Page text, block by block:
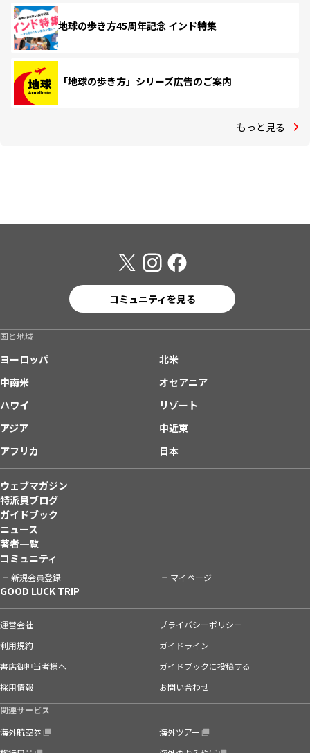
地球の歩き方45周年記念 インド特集
「地球の歩き方」シリーズ広告のご案内
もっと見る
コミュニティを見る
国と地域
ヨーロッパ
北米
中南米
オセアニア
ハワイ
リゾート
アジア
中近東
アフリカ
日本
ウェブマガジン
特派員ブログ
ガイドブック
ニュース
著者一覧
コミュニティ
新規会員登録 マイページ
GOOD LUCK TRIP
運営会社
プライバシーポリシー
利用規約
ガイドライン
書店御担当者様へ
ガイドブックに投稿する
採用情報
お問い合わせ
関連サービス
海外航空券
海外ツアー